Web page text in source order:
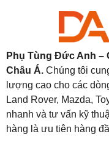
Phụ Tùng Đức Anh –
Châu Á. Chúng tôi
lượng cao cho các
Land Rover, Mazda,
nhanh và tư vấn kỹ
hàng là ưu tiên hàng